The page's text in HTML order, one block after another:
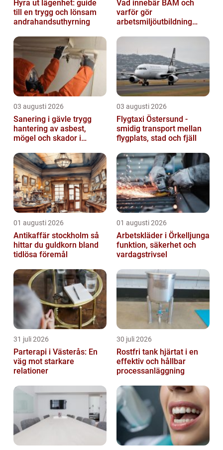
Hyra ut lägenhet: guide
till en trygg och lönsam
andrahandsuthyrning
Vad innebär BAM och
varför gör
arbetsmiljöutbildning
03 augusti 2026
Sanering i gävle trygg
hantering av asbest,
mögel och skador i
03 augusti 2026
Flygtaxi Östersund -
smidig transport mellan
flygplats, stad och fjäll
01 augusti 2026
Antikaffär stockholm så
hittar du guldkorn bland
tidlösa föremål
01 augusti 2026
Arbetskläder i Örkelljunga
funktion, säkerhet och
vardagstrivsel
31 juli 2026
Parterapi i Västerås: En
väg mot starkare
relationer
30 juli 2026
Rostfri tank hjärtat i en
effektiv och hållbar
processanläggning